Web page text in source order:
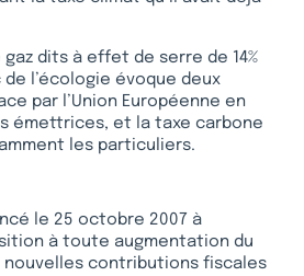
dits à effet de serre de 14%
l’écologie évoque deux
par l’Union Européenne en
émettrices, et la taxe carbone
les particuliers.
le 25 octobre 2007 à
à toute augmentation du
contributions fiscales